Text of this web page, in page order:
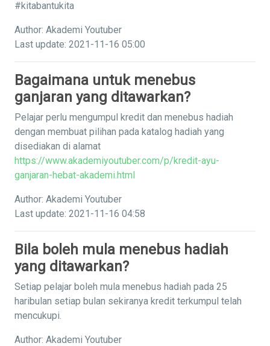
#kitabantukita
Author: Akademi Youtuber
Last update: 2021-11-16 05:00
Bagaimana untuk menebus
ganjaran yang ditawarkan?
Pelajar perlu mengumpul kredit dan menebus hadiah
dengan membuat pilihan pada katalog hadiah yang
disediakan di alamat
https://www.akademiyoutuber.com/p/kredit-ayu-
ganjaran-hebat-akademi.html
Author: Akademi Youtuber
Last update: 2021-11-16 04:58
Bila boleh mula menebus hadiah
yang ditawarkan?
Setiap pelajar boleh mula menebus hadiah pada 25
haribulan setiap bulan sekiranya kredit terkumpul telah
mencukupi.
Author: Akademi Youtuber